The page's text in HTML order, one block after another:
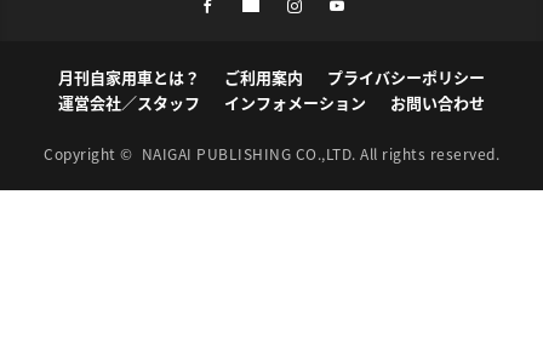
月刊自家用車とは？ ご利用案内
プライバシーポリシー
運営会社／スタッフ
インフォメーション お問い合わせ
Copyright © NAIGAI PUBLISHING CO.,LTD. All rights reserved.